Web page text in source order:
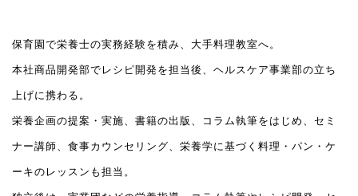
保育園で栄養士の実務経験を積み、大手料理教室へ。
本社商品開発部でレシピ開発を担当後、ヘルスケア事業部の立ち
上げに携わる。
栄養企画の提案・実施、書籍の出版、コラム執筆をはじめ、セミ
ナー講師、食事カウンセリング、栄養学に基づく料理・パン・ケ
ーキのレッスンも担当。